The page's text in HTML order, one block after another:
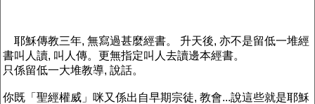
耶穌傳教三年, 無寫過甚麼經書。 升天後, 亦不是留低一堆經
書叫人讀, 叫人傳。更無指定叫人去讀邊本經書。
只係留低一大堆教導, 說話。
你既「聖經權威」咪又係出自早期宗徒, 教會...說這些就是耶穌